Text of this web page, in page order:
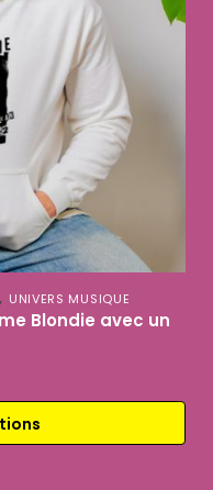
, UNIVERS MUSIQUE
Blondie avec un